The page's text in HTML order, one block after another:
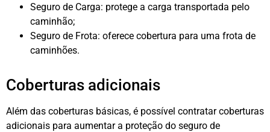
Seguro de Carga: protege a carga transportada pelo
caminhão;
Seguro de Frota: oferece cobertura para uma frota de
caminhões.
Coberturas adicionais
Além das coberturas básicas, é possível contratar coberturas
adicionais para aumentar a proteção do seguro de